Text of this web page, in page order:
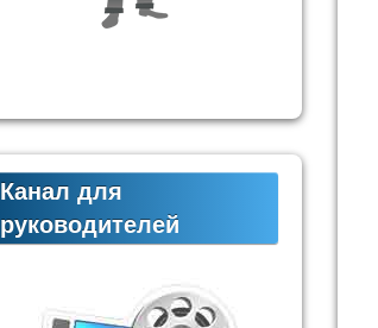
Канал для
руководителей